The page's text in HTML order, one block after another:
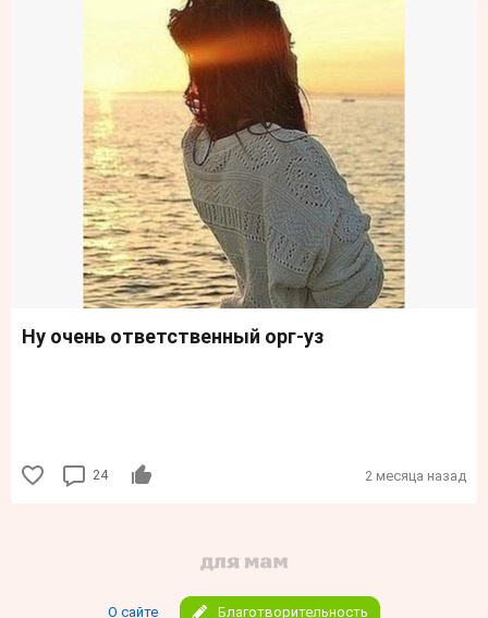
Ну очень ответственный орг-уз
24 2 месяца назад
О сайте Благотворительность